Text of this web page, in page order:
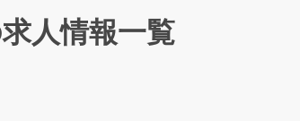
人情報一覧